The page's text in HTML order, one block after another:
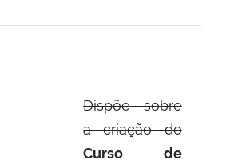
Dispõe sobre
a criação do
Curso de